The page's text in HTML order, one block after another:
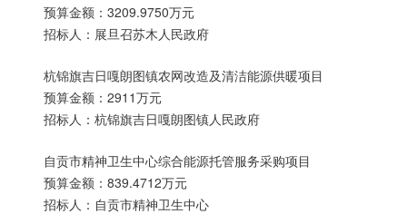
预算金额：3209.9750万元
招标人：展旦召苏木人民政府
杭锦旗吉日嘎朗图镇农网改造及清洁能源供暖项目
预算金额：2911万元
招标人：杭锦旗吉日嘎朗图镇人民政府
自贡市精神卫生中心综合能源托管服务采购项目
预算金额：839.4712万元
招标人：自贡市精神卫生中心